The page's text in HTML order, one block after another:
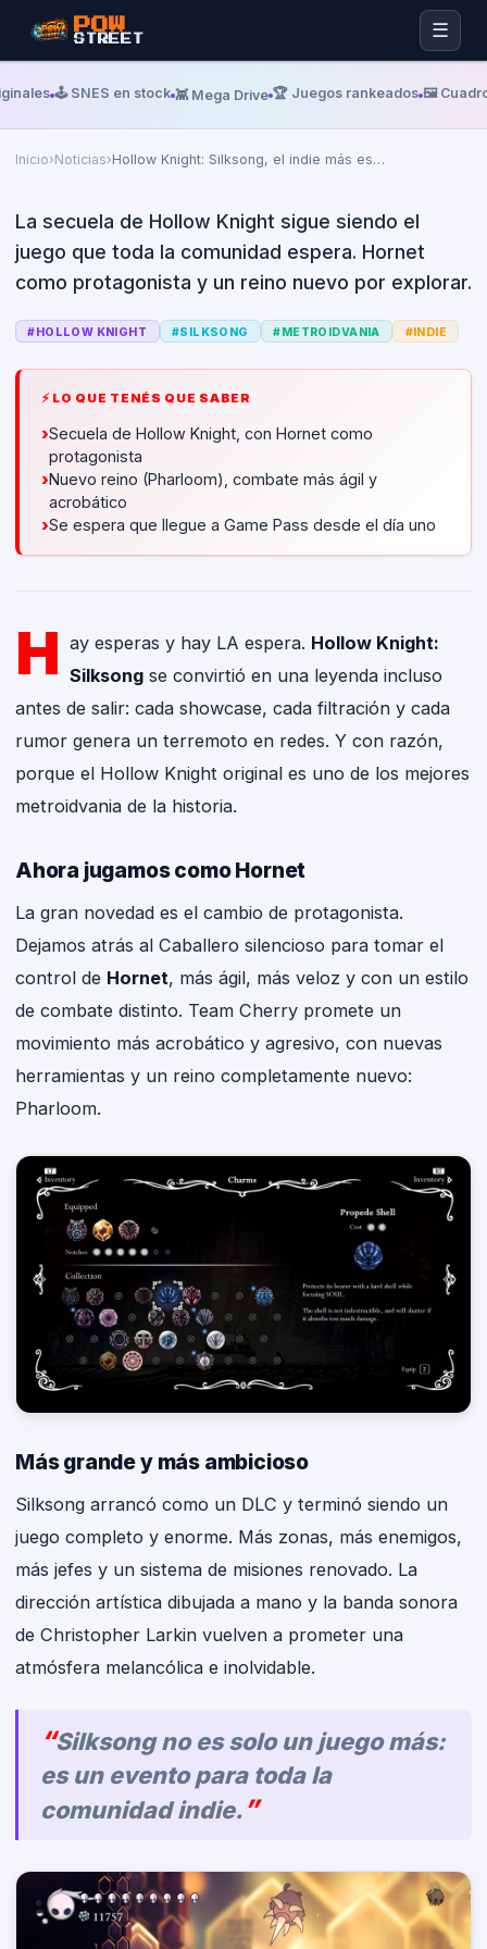
POW
STREET ☰
🕹️ SNES en stock 👾 Mega Drive 🏆 Juegos rankeados 🖼️
Inicio›Noticias›Hollow Knight: Silksong, el indie más es…
Hollow Knight: Silksong, el indie
más esperado del mundo
La secuela de Hollow Knight sigue siendo el
juego que toda la comunidad espera. Hornet
como protagonista y un reino nuevo por explorar.
#HOLLOW KNIGHT #SILKSONG #METROIDVANIA #INDIE
⚡ LO QUE TENÉS QUE SABER
›Secuela de Hollow Knight, con Hornet como
protagonista
›Nuevo reino (Pharloom), combate más ágil y
acrobático
›Se espera que llegue a Game Pass desde el día uno
H ay esperas y hay LA espera. Hollow Knight:
Silksongse convirtió en una leyenda incluso
antes de salir: cada showcase, cada filtración y cada
rumor genera un terremoto en redes. Y con razón,
porque el Hollow Knight original es uno de los mejores
metroidvania de la historia.
Ahora jugamos como Hornet
La gran novedad es el cambio de protagonista.
Dejamos atrás al Caballero silencioso para tomar el
control de Hornet, más ágil, más veloz y con un estilo
de combate distinto. Team Cherry promete un
movimiento más acrobático y agresivo, con nuevas
herramientas y un reino completamente nuevo:
Pharloom.
Más grande y más ambicioso
Silksong arrancó como un DLC y terminó siendo un
juego completo y enorme. Más zonas, más enemigos,
más jefes y un sistema de misiones renovado. La
dirección artística dibujada a mano y la banda sonora
de Christopher Larkin vuelven a prometer una
atmósfera melancólica e inolvidable.
Silksong no es solo un juego más:
es un evento para toda la
comunidad indie.